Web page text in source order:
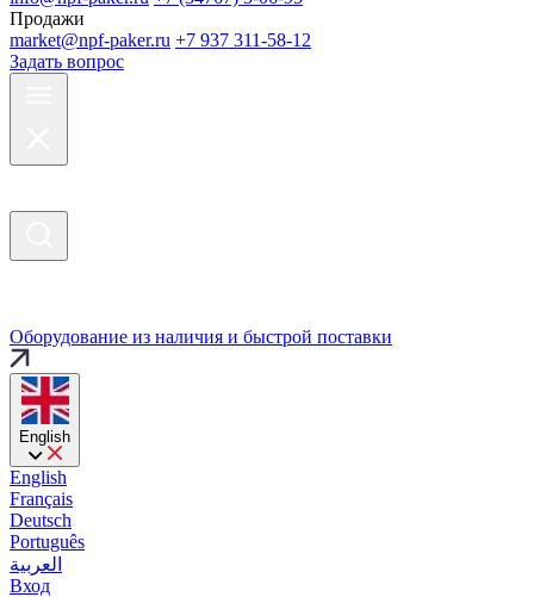
Продажи
market@npf-paker.ru +7 937 311-58-12
Задать вопрос
Оборудование из наличия и быстрой поставки
English
English
Français
Deutsch
Português
العربية
Вход